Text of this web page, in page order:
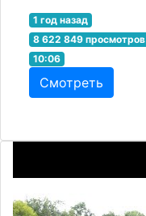
1 год назад
8 622 849 просмотров
10:06
Смотреть